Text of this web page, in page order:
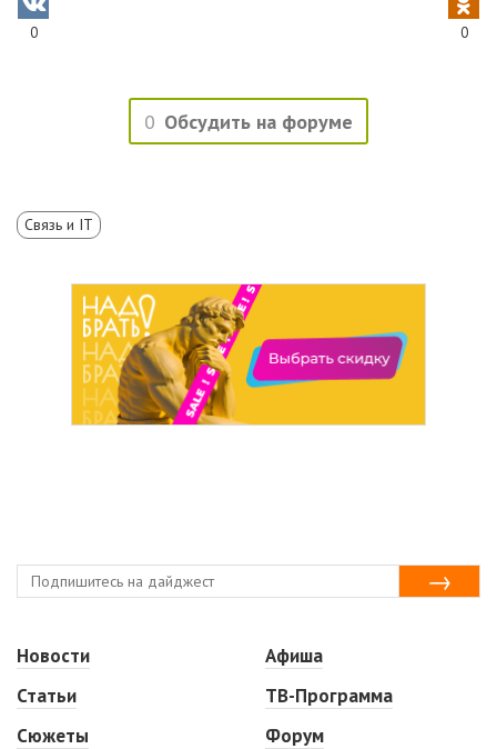
0 0
0 Обсудить на форуме
Связь и IT
Новости
Статьи
Сюжеты
Афиша
ТВ-Программа
Форум